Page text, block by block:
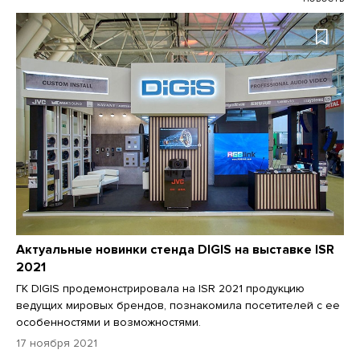
Актуальные новинки стенда DIGIS на выставке ISR
2021
ГК DIGIS продемонстрировала на ISR 2021 продукцию
ведущих мировых брендов, познакомила посетителей с ее
особенностями и возможностями.
17 ноября 2021